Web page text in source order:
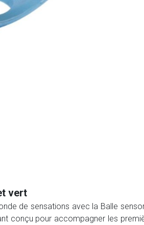
vert
de sensations avec la Balle
conçu pour accompagner les